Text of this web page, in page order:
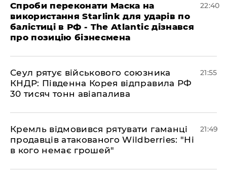
​Спроби переконати Маска на
використання Starlink для ударів по
балістиці в РФ - The Atlantic дізнався
про позицію бізнесмена
22:40
​Сеул рятує військового союзника
КНДР: Південна Корея відправила РФ
30 тисяч тонн авіапалива
21:55
​Кремль відмовився рятувати гаманці
продавців атакованого Wildberries: "Ні
в кого немає грошей"
21:49